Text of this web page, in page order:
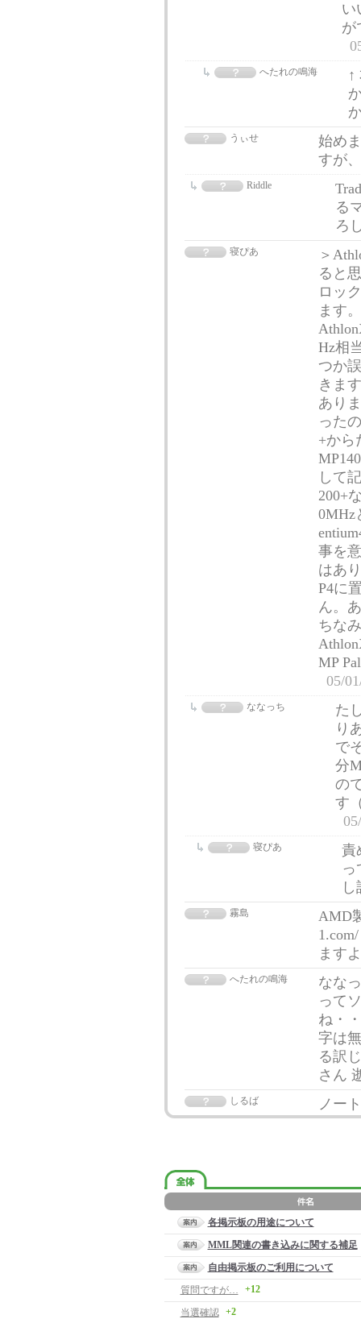
い
が
へたれの鳴海
↑
うぃせ
始め
すが
Riddle
る
ろ
寝ぴあ
＞
ると
ロッ
ます
Hz相
つか
きま
あり
った
+から
して
200+
0MHz
事を
はあ
P4に
ん。
ちな
MP
05/
ななっち
た
り
で
分
の
す
寝ぴあ
責
っ
霧島
AMD
ます
へたれの鳴海
なな
って
ね・
字は
る訳
さん
しるば ノー
各掲示板の用途について
MML関連の書き込みに関する補足
自由掲示板のご利用について
質問ですが…
+12
当選確認 +2